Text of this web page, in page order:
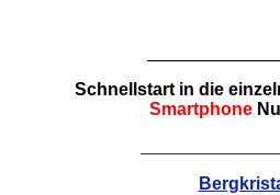
Schnellstart in die
Smartphone